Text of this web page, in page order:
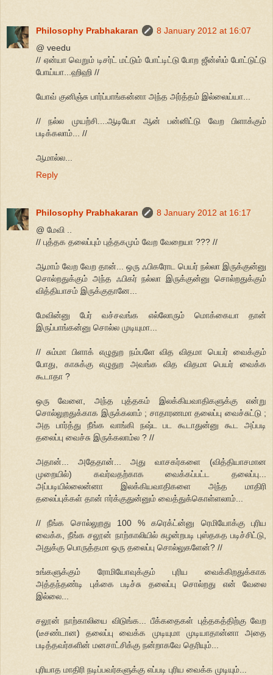
Philosophy Prabhakaran
8 January 2012 at 16:07
@ veedu
// ஏன்யா வெறும் டிசர்ட் மட்டும் போட்டிட்டு போற ஜீன்ஸ்ம் போட்டுட்டு
போய்யா...ஹிஹி //
யோவ் குனிஞ்சு பார்ப்பாங்கன்னா அந்த அர்த்தம் இல்லைய்யா...
// நல்ல முயற்சி....ஆடியோ ஆன் பன்னிட்டு வேற பிளாக்கும்
படிக்கலாம்... //
ஆமால்ல...
Reply
Philosophy Prabhakaran
8 January 2012 at 16:17
@ மேவி ..
// புத்தக தலைப்பும் புத்தகமும் வேற வேறையா ??? //
ஆமாம் வேற வேற தான்... ஒரு ஃபிகரோட பெயர் நல்லா இருக்குன்னு
சொல்றதுக்கும் அந்த ஃபிகர் நல்லா இருக்குன்னு சொல்றதுக்கும்
வித்தியாசம் இருக்குதானே...
மேவின்னு பேர் வச்சவங்க எல்லோரும் மொக்கையா தான்
இருப்பாங்கன்னு சொல்ல முடியுமா...
// சும்மா பிளாக் எழுதுற நம்பளே வித விதமா பெயர் வைக்கும்
போது, காசுக்கு எழுதுற அவங்க வித விதமா பெயர் வைக்க
கூடாதா ?
ஒரு வேளை, அந்த புத்தகம் இலக்கியவாதிகளுக்கு என்று
சொல்லுறதுக்காக இருக்கலாம் ; சாதாரணமா தலைப்பு வைச்சுட்டு ;
அத பார்த்து நீங்க வாங்கி நஷ்ட பட கூடாதுன்னு கூட அப்படி
தலைப்பு வைச்சு இருக்கலாம்ல ? //
அதான்... அதேதான்... அது வாசகர்களை (வித்தியாசமான
முறையில்) கவர்வதற்காக வைக்கப்பட்ட தலைப்பு...
அப்படியில்லைன்னா இலக்கியவாதிகளை அந்த மாதிரி
தலைப்புக்கள் தான் ஈர்க்குதுன்னும் வைத்துக்கொள்ளலாம்...
// நீங்க சொல்லுறது 100 % கரெக்ட்ன்னு ரெமியோக்கு புரிய
வைக்க, நீங்க சலூன் நாற்காலியில் சுழன்றபடி புஸ்தகத படிச்சிட்டு,
அதுக்கு பொருத்தமா ஒரு தலைப்பு சொல்லுகளேன்? //
உங்களுக்கும் ரோமியோவுக்கும் புரிய வைக்கிறதுக்காக
அத்தந்தண்டி புக்கை படிச்சு தலைப்பு சொல்றது என் வேலை
இல்லை...
சலூன் நாற்காலியை விடுங்க... பீக்கதைகள் புத்தகத்திற்கு வேற
(டீசண்டான) தலைப்பு வைக்க முடியுமா முடியாதான்னா அதை
படித்தவர்களின் மனசாட்சிக்கு நன்றாகவே தெரியும்...
புரியாத மாதிரி நடிப்பவர்களுக்கு எப்படி புரிய வைக்க முடியும்...